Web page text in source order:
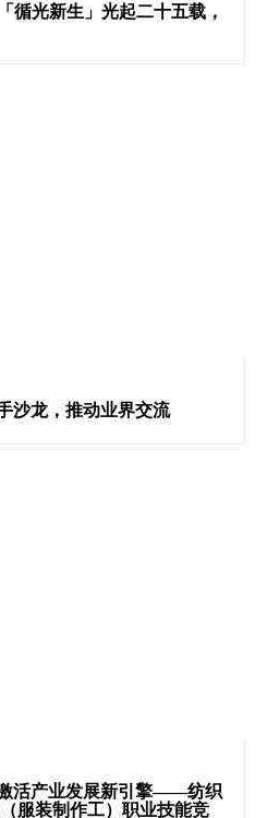
循光新生」光起二十五载，
沙龙，推动业界交流
活产业发展新引擎——纺织
服装制作工）职业技能竞